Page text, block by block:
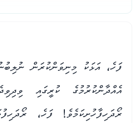
ފަހެ، އަޅަކު މިނިވަންކުރަން
އެއްދާންކުރުމުގެ ކުރީގައި
ރޯދަހިފާހުށިކަމެވެ! ފަހެ،